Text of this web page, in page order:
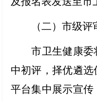
（二）市级
市卫生健康委
中初评，择优遴
平台集中展示宣